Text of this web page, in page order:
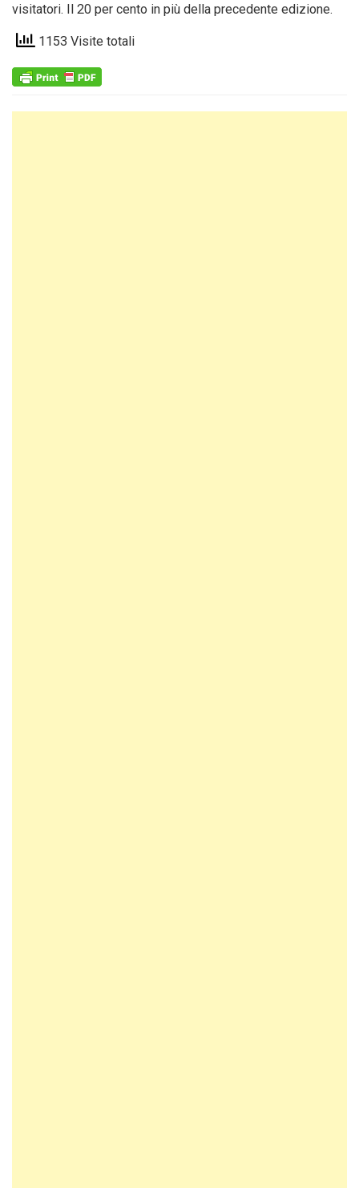
visitatori. Il 20 per cento in più della precedente edizione.
1153 Visite totali